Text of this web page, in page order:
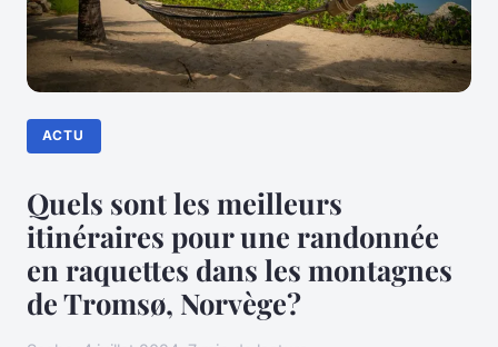
ACTU
Quels sont les meilleurs
itinéraires pour une randonnée
en raquettes dans les montagnes
de Tromsø, Norvège?